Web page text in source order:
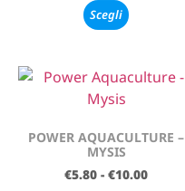
Scegli
POWER AQUACULTURE –
MYSIS
€5.80 - €10.00